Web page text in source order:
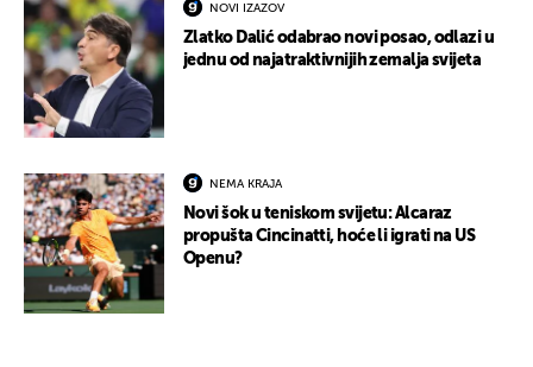
NOVI IZAZOV
Zlatko Dalić odabrao novi posao, odlazi u
jednu od najatraktivnijih zemalja svijeta
NEMA KRAJA
Novi šok u teniskom svijetu: Alcaraz
propušta Cincinatti, hoće li igrati na US
Openu?